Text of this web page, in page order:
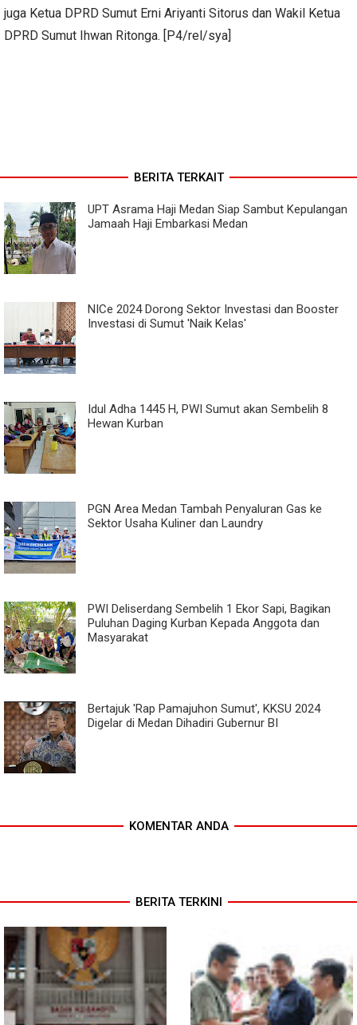
juga Ketua DPRD Sumut Erni Ariyanti Sitorus dan Wakil Ketua
DPRD Sumut Ihwan Ritonga. [P4/rel/sya]
BERITA TERKAIT
UPT Asrama Haji Medan Siap Sambut Kepulangan
Jamaah Haji Embarkasi Medan
NICe 2024 Dorong Sektor Investasi dan Booster
Investasi di Sumut 'Naik Kelas'
Idul Adha 1445 H, PWI Sumut akan Sembelih 8
Hewan Kurban
PGN Area Medan Tambah Penyaluran Gas ke
Sektor Usaha Kuliner dan Laundry
PWI Deliserdang Sembelih 1 Ekor Sapi, Bagikan
Puluhan Daging Kurban Kepada Anggota dan
Masyarakat
Bertajuk 'Rap Pamajuhon Sumut', KKSU 2024
Digelar di Medan Dihadiri Gubernur BI
KOMENTAR ANDA
BERITA TERKINI